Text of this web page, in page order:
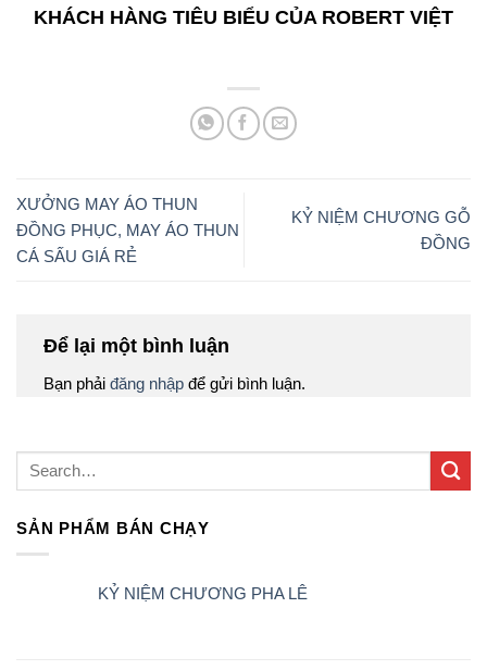
KHÁCH HÀNG TIÊU BIỂU CỦA ROBERT VIỆT
XƯỞNG MAY ÁO THUN
ĐỒNG PHỤC, MAY ÁO THUN
CÁ SẤU GIÁ RẺ
KỶ NIỆM CHƯƠNG GỖ
ĐỒNG
Để lại một bình luận
Bạn phải đăng nhập để gửi bình luận.
SẢN PHẨM BÁN CHẠY
KỶ NIỆM CHƯƠNG PHA LÊ